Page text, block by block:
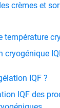
crèmes et
température
cryogénique
IQF ?
IQF des